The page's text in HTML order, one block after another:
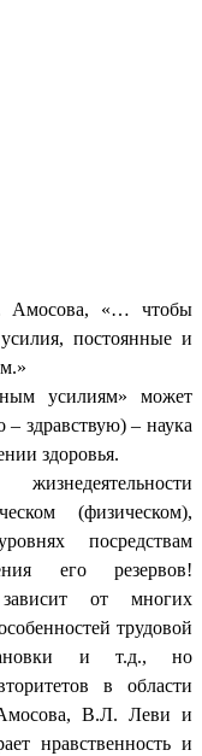
Амосова, «… чтобы
постоянные и
усилиям» может
– здравствую) – наука
здоровья.
жизнедеятельности
(физическом),
посредствам
его резервов!
зависит от многих
трудовой
и т.д., но
в области
В.Л. Леви и
нравственность и